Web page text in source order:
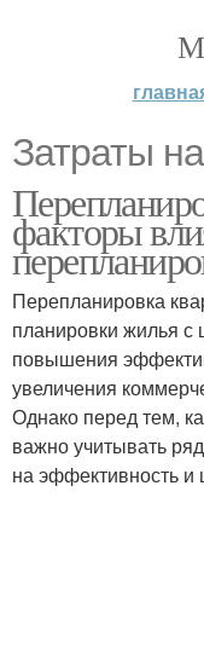
Затраты
факторы
Перепланировка
планировки жилья
повышения
увеличения
Однако перед тем,
важно учитывать
на эффективность и